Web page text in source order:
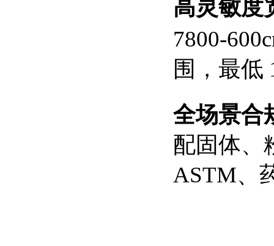
高灵敏度
7800-
围，最低
全场景合
配固体、
ASTM、